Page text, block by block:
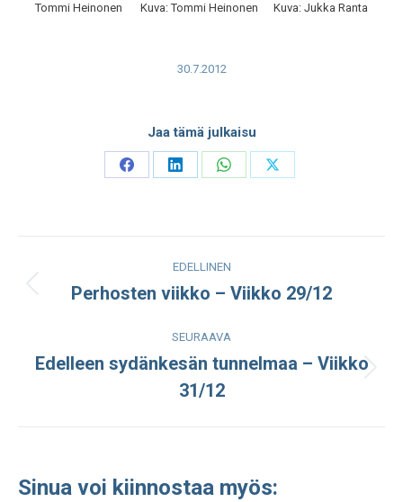
Tommi Heinonen
Kuva: Tommi Heinonen
Kuva: Jukka Ranta
30.7.2012
Jaa tämä julkaisu
Share
Share
Share
Share
navigation
EDELLINEN
Edellinen
Perhosten viikko – Viikko 29/12
SEURAAVA
julkaisu:
Edelleen sydänkesän tunnelmaa – Viikko
31/12
Sinua voi kiinnostaa myös: